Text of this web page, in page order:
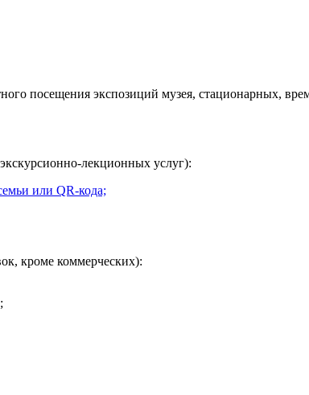
посещения экспозиций музея, стационарных,
лекционных услуг):
или QR-кода;
кроме коммерческих):